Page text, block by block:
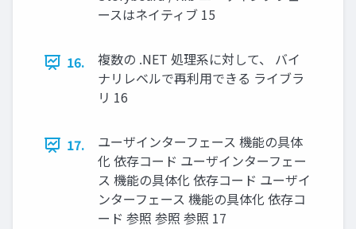
ースはネイティブ 15
16.
複数の .NET 処理系に対して、 バイ
ナリレベルで再利用できる ライブラ
リ 16
17.
ユーザインターフェース 機能の具体
化 依存コード ユーザインターフェー
ス 機能の具体化 依存コード ユーザイ
ンターフェース 機能の具体化 依存コ
ード 参照 参照 参照 17